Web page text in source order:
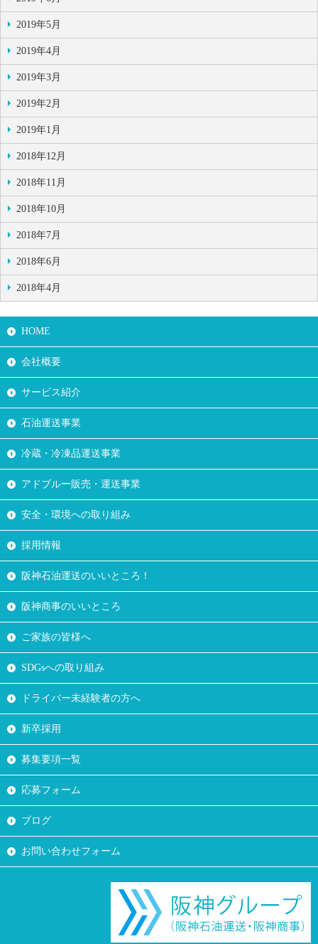
2019年5月
2019年4月
2019年3月
2019年2月
2019年1月
2018年12月
2018年11月
2018年10月
2018年7月
2018年6月
2018年4月
HOME
会社概要
サービス紹介
石油運送事業
冷蔵・冷凍品運送事業
アドブルー販売・運送事業
安全・環境への取り組み
採用情報
阪神石油運送のいいところ！
阪神商事のいいところ
ご家族の皆様へ
SDGsへの取り組み
ドライバー未経験者の方へ
新卒採用
募集要項一覧
応募フォーム
ブログ
お問い合わせフォーム